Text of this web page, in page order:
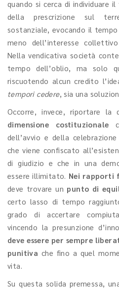
quando si cerca di individuare
della prescrizione sul
sostanziale, evocando il
meno dell’interesse
Nella vendicativa società
tempo dell’oblio, ma solo
riscuotendo alcun credito
tempori cedere, sia una
Occorre, invece, riportare la
dimensione costituzionale
dell’avvio e della
che viene confiscato
di giudizio e che in una
essere illimitato. Nei rapporti
deve trovare un punto di
certo lasso di tempo
grado di accertare
vincendo la presunzione
deve essere per sempre
punitiva che fino a quel
vita.
Su questa solida premessa,